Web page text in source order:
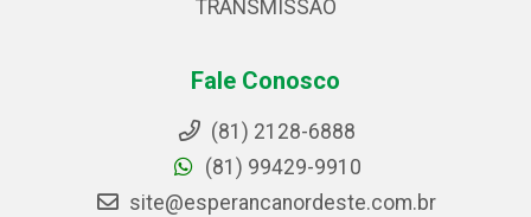
TRANSMISSAO
Fale Conosco
(81) 2128-6888
(81) 99429-9910
site@esperancanordeste.com.br